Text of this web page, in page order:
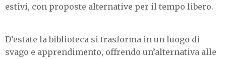
estivi, con proposte alternative per il tempo libero.
D’estate la biblioteca si trasforma in un luogo di
svago e apprendimento, offrendo un’alternativa alle